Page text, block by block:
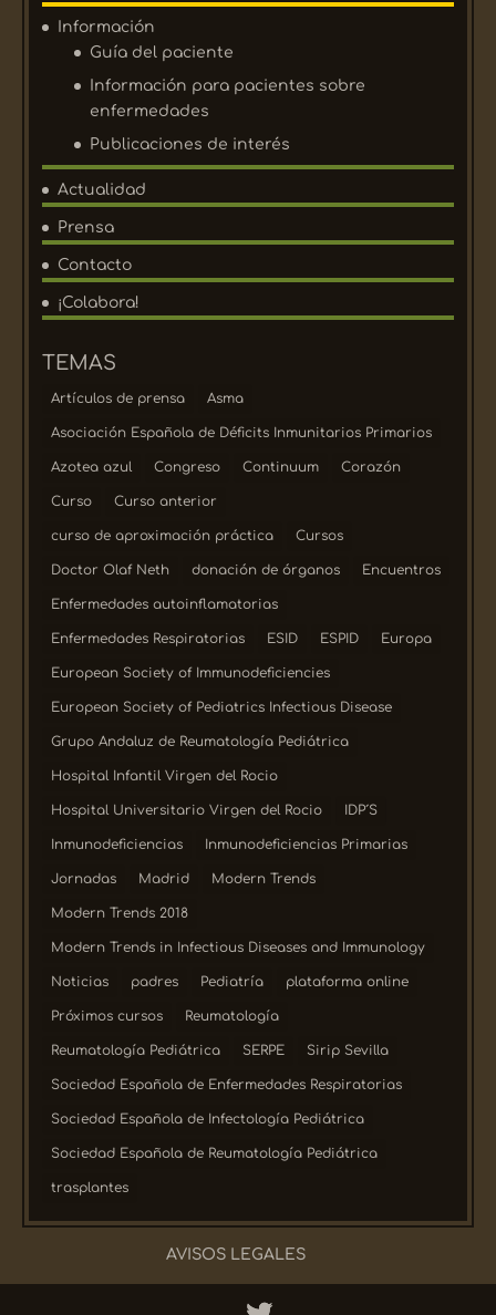
Información
Guía del paciente
Información para pacientes sobre
enfermedades
Publicaciones de interés
Actualidad
Prensa
Contacto
¡Colabora!
TEMAS
Artículos de prensa Asma
Asociación Española de Déficits Inmunitarios Primarios
Azotea azul Congreso Continuum Corazón
Curso Curso anterior
curso de aproximación práctica Cursos
Doctor Olaf Neth donación de órganos Encuentros
Enfermedades autoinflamatorias
Enfermedades Respiratorias ESID ESPID Europa
European Society of Immunodeficiencies
European Society of Pediatrics Infectious Disease
Grupo Andaluz de Reumatología Pediátrica
Hospital Infantil Virgen del Rocio
Hospital Universitario Virgen del Rocio IDP´S
Inmunodeficiencias Inmunodeficiencias Primarias
Jornadas Madrid Modern Trends
Modern Trends 2018
Modern Trends in Infectious Diseases and Immunology
Noticias padres Pediatría plataforma online
Próximos cursos Reumatología
Reumatología Pediátrica SERPE Sirip Sevilla
Sociedad Española de Enfermedades Respiratorias
Sociedad Española de Infectología Pediátrica
Sociedad Española de Reumatología Pediátrica
trasplantes
AVISOS LEGALES